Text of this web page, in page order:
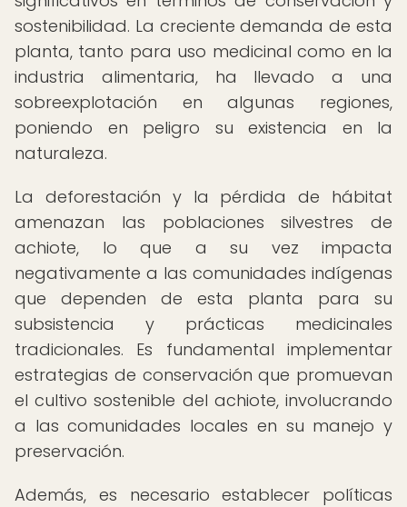
sostenibilidad. La creciente demanda de esta
planta, tanto para uso medicinal como en la
industria alimentaria, ha llevado a una
sobreexplotación en algunas regiones,
poniendo en peligro su existencia en la
naturaleza.
La deforestación y la pérdida de hábitat
amenazan las poblaciones silvestres de
achiote, lo que a su vez impacta
negativamente a las comunidades indígenas
que dependen de esta planta para su
subsistencia y prácticas medicinales
tradicionales. Es fundamental implementar
estrategias de conservación que promuevan
el cultivo sostenible del achiote, involucrando
a las comunidades locales en su manejo y
preservación.
Además, es necesario establecer políticas